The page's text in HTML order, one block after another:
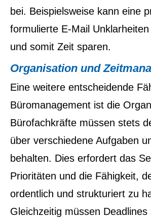
bei. Beispielsweise kann eine
formulierte E-Mail
und somit Zeit sparen.
Organisation und
Eine weitere entscheidende
Büromanagement ist die
Bürofachkräfte müssen stets
über verschiedene Aufgaben
behalten. Dies erfordert das
Prioritäten und die Fähigkeit,
ordentlich und strukturiert zu
Gleichzeitig müssen Deadlines